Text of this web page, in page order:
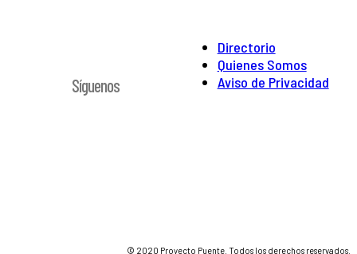
Directorio
Quienes Somos
Aviso de Privacidad
Síguenos
© 2020 Proyecto Puente. Todos los derechos reservados.